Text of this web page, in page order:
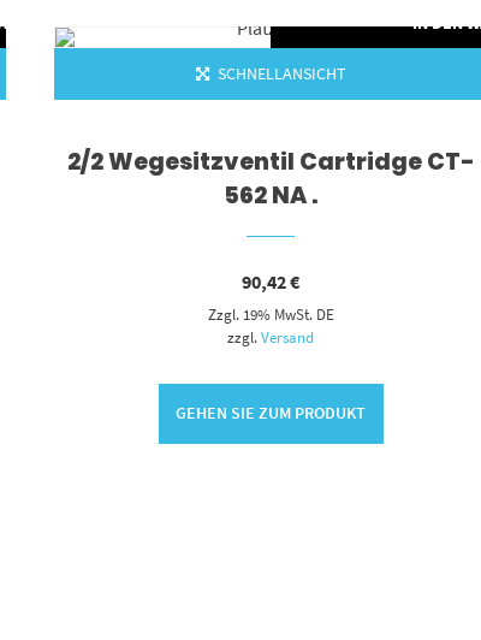
IN DEN
SCHNELLANSICHT
2/2 Wegesitzventil Cartridge CT-
562 NA .
90,42€
Zzgl. 19% MwSt. DE
zzgl.Versand
GEHEN SIE ZUM PRODUKT